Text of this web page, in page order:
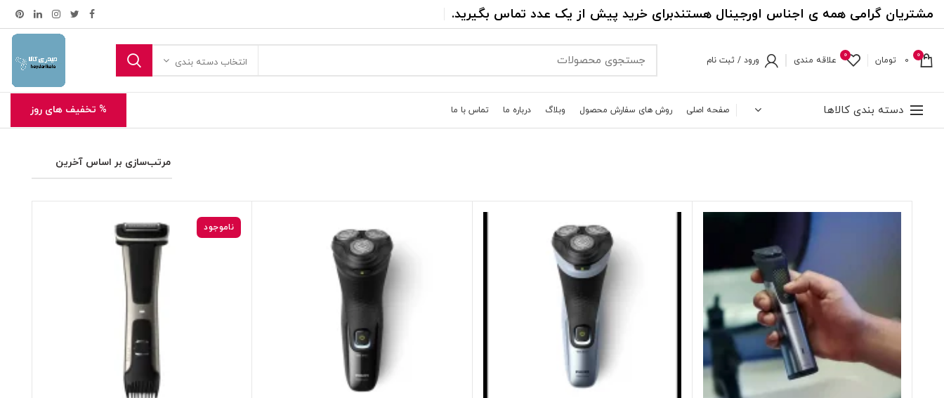
مشتریان گرامی همه ی اجناس اورجینال هستندبرای خرید پیش از یک عدد تماس بگیرید.
0
0 تومان 0 علاقه مندی ورود / ثبت نام انتخاب دسته بندی
دسته بندی کالاها صفحه اصلی روش های سفارش محصول وبلاگ درباره ما تماس با ما % تخفیف های روز
ناموجود